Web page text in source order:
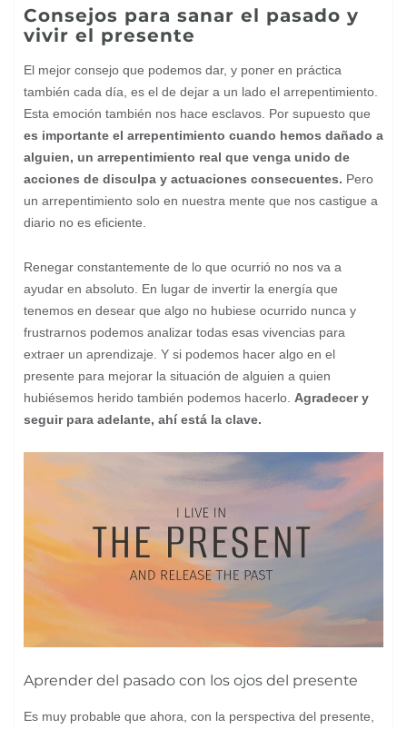
Consejos para sanar el pasado y
vivir el presente
El mejor consejo que podemos dar, y poner en práctica
también cada día, es el de dejar a un lado el arrepentimiento.
Esta emoción también nos hace esclavos. Por supuesto que
es importante el arrepentimiento cuando hemos dañado a
alguien, un arrepentimiento real que venga unido de
acciones de disculpa y actuaciones consecuentes. Pero
un arrepentimiento solo en nuestra mente que nos castigue a
diario no es eficiente.
Renegar constantemente de lo que ocurrió no nos va a
ayudar en absoluto. En lugar de invertir la energía que
tenemos en desear que algo no hubiese ocurrido nunca y
frustrarnos podemos analizar todas esas vivencias para
extraer un aprendizaje. Y si podemos hacer algo en el
presente para mejorar la situación de alguien a quien
hubiésemos herido también podemos hacerlo. Agradecer y
seguir para adelante, ahí está la clave.
Aprender del pasado con los ojos del presente
Es muy probable que ahora, con la perspectiva del presente,